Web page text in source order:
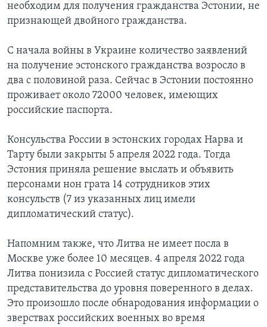
необходим для получения гражданства Эстонии, не
признающей двойного гражданства.
С начала войны в Украине количество заявлений
на получение эстонского гражданства возросло в
два с половиной раза. Cейчас в Эстонии постоянно
проживает около 72000 человек, имеющих
российские паспорта.
Консульства России в эстонских городах Нарва и
Тарту были закрыты 5 апреля 2022 года. Тогда
Эстония приняла решение выслать и объявить
персонами нон грата 14 сотрудников этих
консульств (7 из указанных лиц имели
дипломатический статус).
Напомним также, что Литва не имеет посла в
Москве уже более 10 месяцев. 4 апреля 2022 года
Литва понизила с Россией статус дипломатического
представительства до уровня поверенного в делах.
Это произошло после обнародования информации о
зверствах российских военных во время